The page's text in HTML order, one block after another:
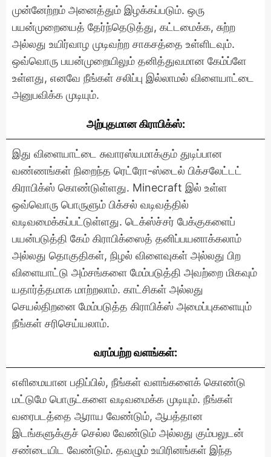
முன்னேற்றம் அனைத்தும் இழக்கப்படும். ஒரு
பயன்முறையைத் தேர்ந்தெடுத்து, கட்டமைக்க, சுற்ற
அல்லது உயிர்வாழ முடிவற்ற சாகசத்தை உள்ளிடவும்.
ஒவ்வொரு பயன்முறையிலும் தனித்துவமான கேம்ப்ளே
உள்ளது, எனவே நீங்கள் சலிப்பு இல்லாமல் விளையாட்டை
அனுபவிக்க முடியும்.
அற்புதமான கிராபிக்ஸ்:
இது விளையாட்டை சுவாரஸ்யமாக்கும் துடிப்பான
வண்ணங்கள் நிறைந்த ரெட்ரோ-ஸ்டைல் ​​பிக்சலேட்டட்
கிராபிக்ஸ் கொண்டுள்ளது. Minecraft இல் உள்ள
ஒவ்வொரு பொருளும் பிக்சல் வடிவத்தில்
வடிவமைக்கப்பட்டுள்ளது. டெக்ஸ்ச்சர் பேக்குகளைப்
பயன்படுத்தி கேம் கிராபிக்ஸைத் தனிப்பயனாக்கலாம்
அல்லது தொகுதிகள், நிழல் விளைவுகள் அல்லது பிற
விளையாட்டு அம்சங்களை மேம்படுத்தி அவற்றை மிகவும்
யதார்த்தமாக மாற்றலாம். காட்சிகள் அல்லது
செயல்திறனை மேம்படுத்த கிராபிக்ஸ் அமைப்புகளையும்
நீங்கள் சரிசெய்யலாம்.
வரம்பற்ற வளங்கள்:
எளிமையான பதிப்பில், நீங்கள் வளங்களைக் கொண்டு
மட்டுமே பொருட்களை வடிவமைக்க முடியும். நீங்கள்
வரைபடத்தை ஆராய வேண்டும், ஆபத்தான
இடங்களுக்குச் செல்ல வேண்டும் அல்லது கும்பலுடன்
சண்டையிட வேண்டும். தவழும் உயிரினங்கள் இந்த